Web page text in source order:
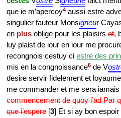
que ie m’apercoy4 aussi estre
singulier fauteur Monsigneur
en plus oblige pour les plaisirset,
luy plaist de iour en iour me
recongnois cestuy ciestre des
mis en la congnoissance6 de V
desire servir fidelement et
me commander et me sera
commencement de quoy i’ad Par
que i’espere[3] Et si ay bon espoir